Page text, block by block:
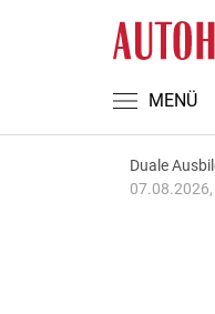
MENÜ
Duale